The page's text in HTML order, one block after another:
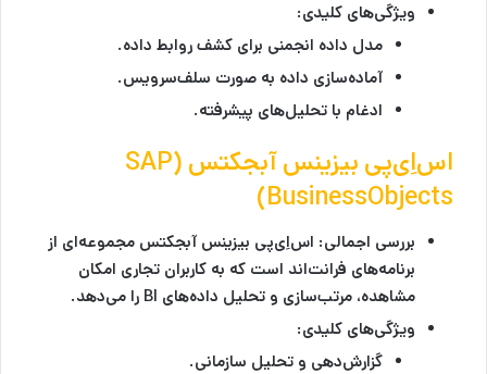
ویژگی‌های کلیدی:
مدل داده انجمنی برای کشف روابط داده.
آماده‌سازی داده به صورت سلف‌سرویس.
ادغام با تحلیل‌های پیشرفته.
اس‌اِی‌پی بیزینس آبجکتس (SAP
BusinessObjects)
بررسی اجمالی: اس‌اِی‌پی بیزینس آبجکتس مجموعه‌ای از
برنامه‌های فرانت‌اند است که به کاربران تجاری امکان
مشاهده، مرتب‌سازی و تحلیل داده‌های BI را می‌دهد.
ویژگی‌های کلیدی:
گزارش‌دهی و تحلیل سازمانی.